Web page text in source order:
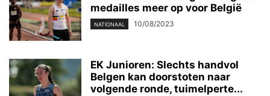
medailles meer op voor België
NATIONAAL 10/08/2023
EK Junioren: Slechts handvol
Belgen kan doorstoten naar
volgende ronde, tuimelperte...